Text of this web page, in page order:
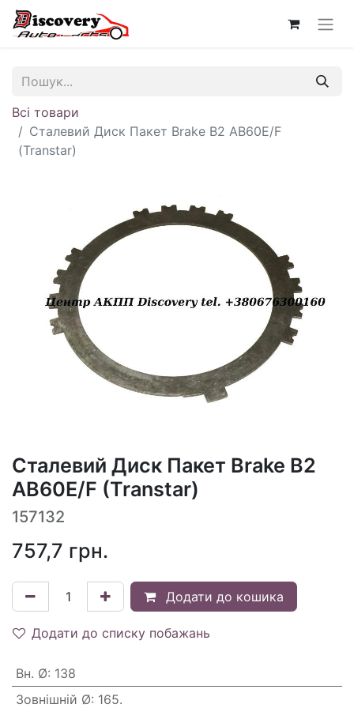
Всі товари
Сталевий Диск Пакет Brake B2 AB60E/F
(Transtar)
Сталевий Диск Пакет Brake B2
AB60E/F (Transtar)
157132
757,7 грн.
Додати до кошика
Додати до списку побажань
Вн. Ø: 138
Зовнішній Ø: 165.